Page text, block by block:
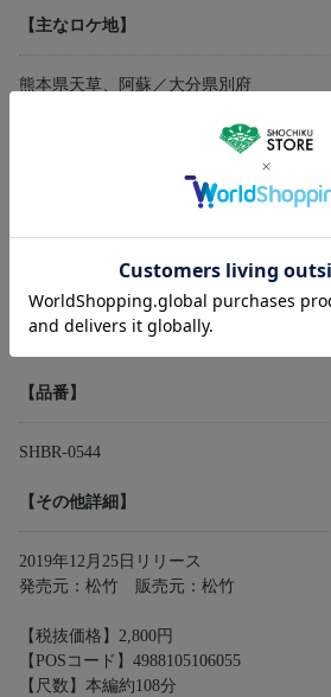
【主なロケ地】
熊本県天草、阿蘇／大分県別府
脚本：山田洋次／朝間義隆
撮影：高羽哲夫／美術：佐藤公信／音楽
出演：渥美清
【品番】
SHBR-0544
【その他詳細】
2019年12月25日リリース
発売元：松竹 販売元：松竹
【税抜価格】2,800円
【POSコード】4988105106055
【尺数】本編約108分